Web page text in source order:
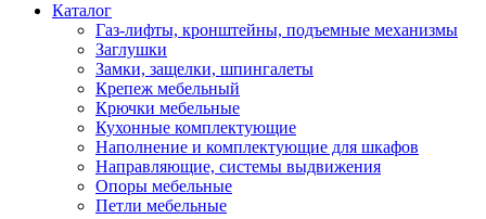
Каталог
Газ-лифты, кронштейны, подъемные механизмы
Заглушки
Замки, защелки, шпингалеты
Крепеж мебельный
Крючки мебельные
Кухонные комплектующие
Наполнение и комплектующие для шкафов
Направляющие, системы выдвижения
Опоры мебельные
Петли мебельные